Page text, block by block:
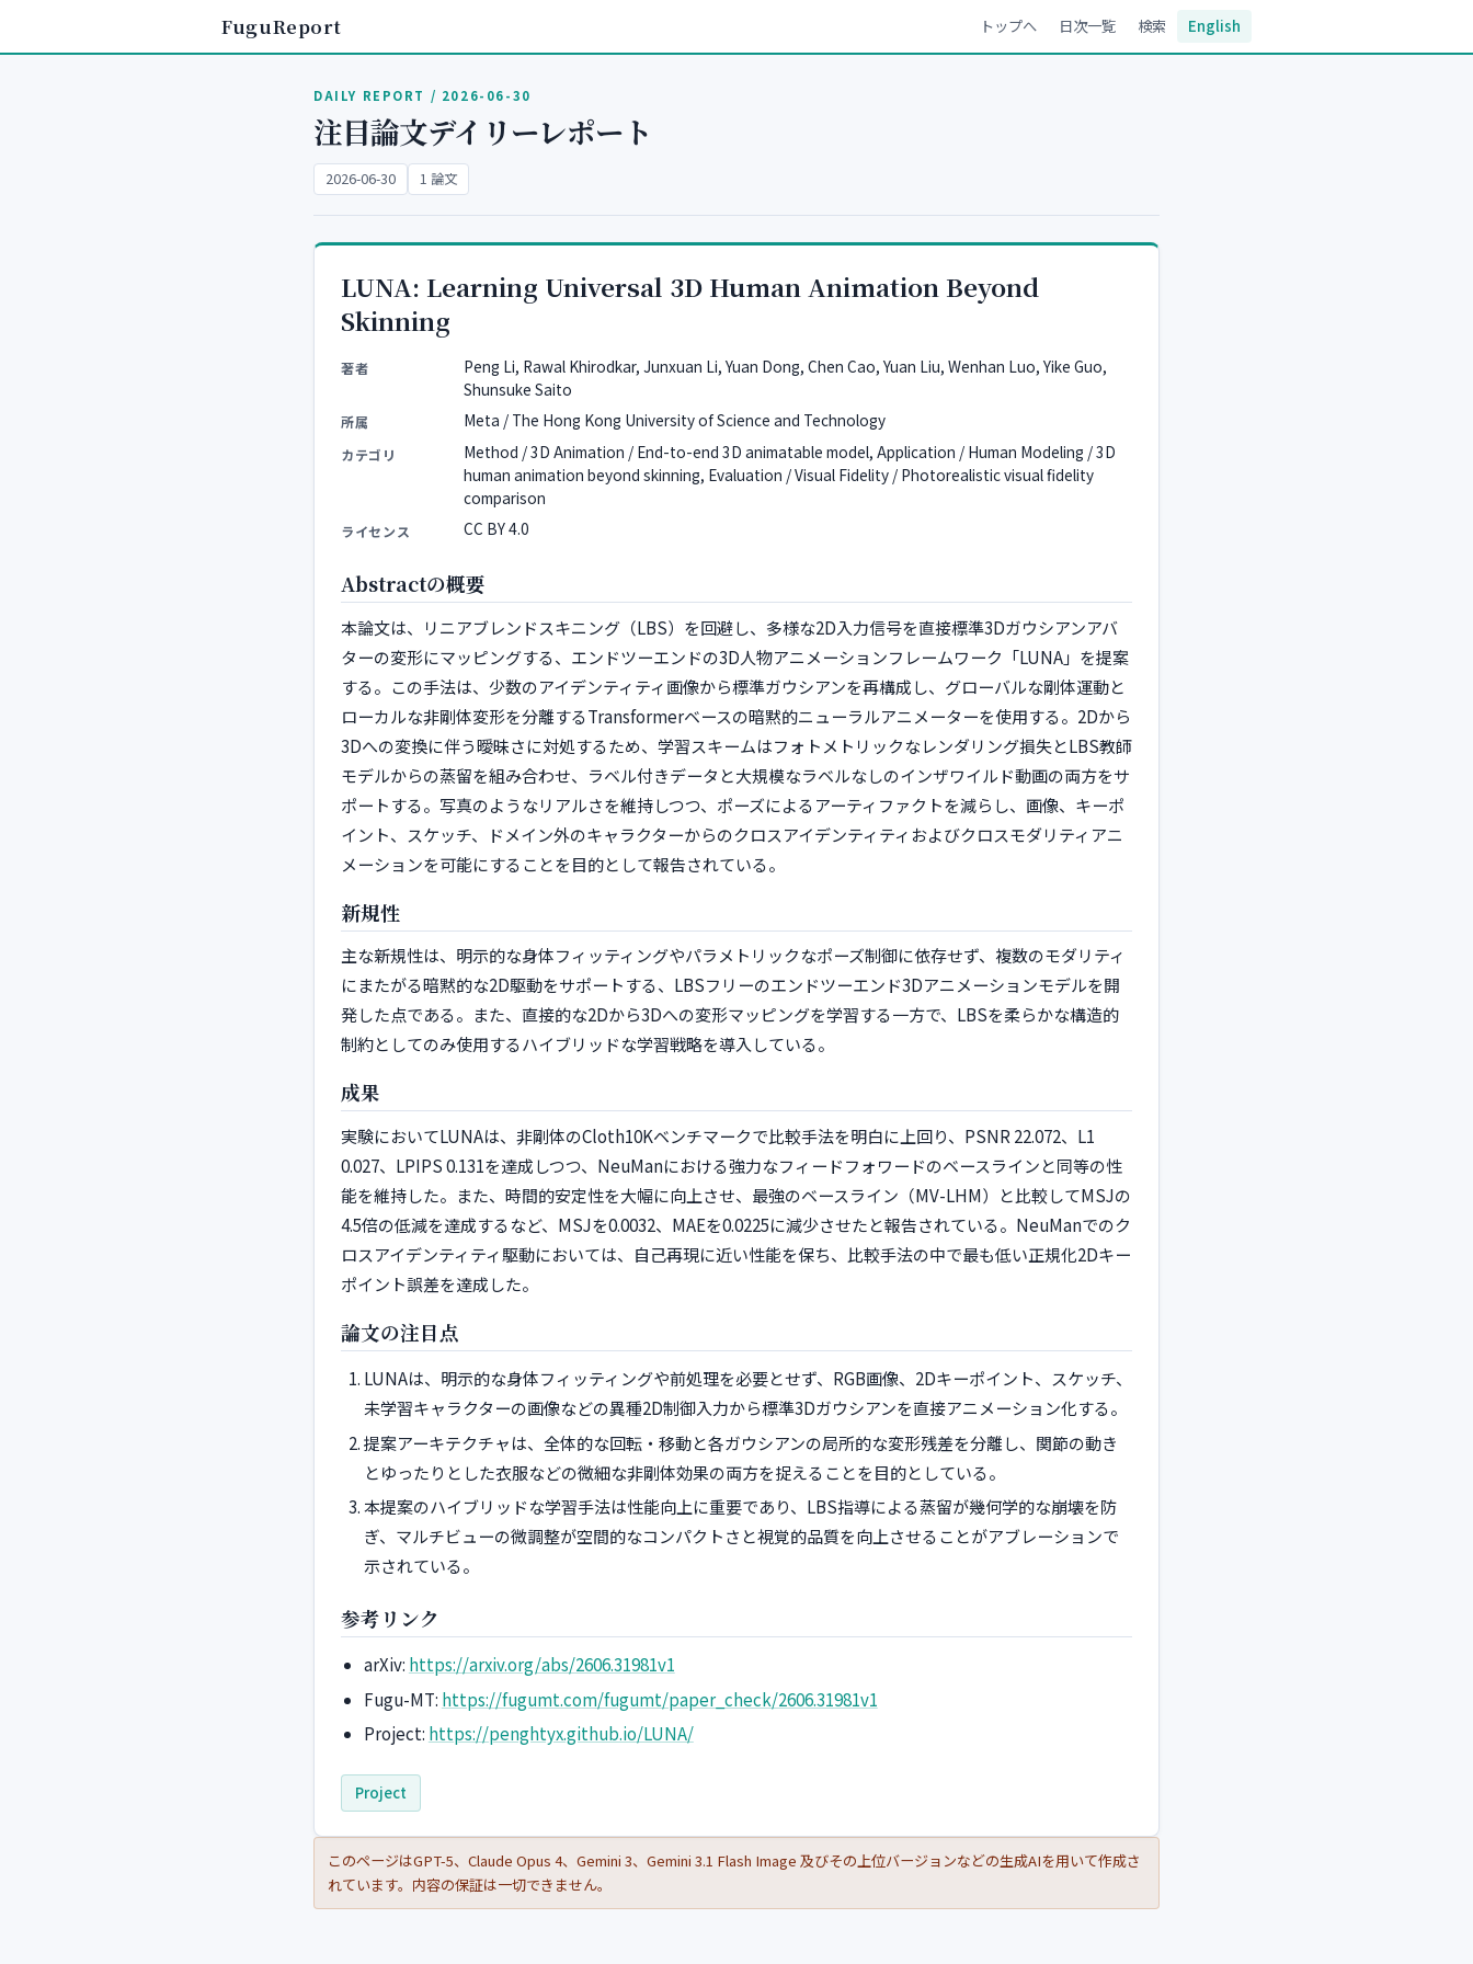
FuguReport トップへ 日次一覧 検索 English
DAILY REPORT / 2026-06-30
注目論文デイリーレポート
2026-06-30 1 論文
LUNA: Learning Universal 3D Human Animation Beyond
Skinning
著者
Peng Li, Rawal Khirodkar, Junxuan Li, Yuan Dong, Chen Cao, Yuan Liu, Wenhan Luo, Yike Guo,
Shunsuke Saito
所属 Meta / The Hong Kong University of Science and Technology
カテゴリ
Method / 3D Animation / End-to-end 3D animatable model, Application / Human Modeling / 3D
human animation beyond skinning, Evaluation / Visual Fidelity / Photorealistic visual fidelity
comparison
ライセンス CC BY 4.0
Abstractの概要
本論文は、リニアブレンドスキニング（LBS）を回避し、多様な2D入力信号を直接標準3Dガウシアンアバ
ターの変形にマッピングする、エンドツーエンドの3D人物アニメーションフレームワーク「LUNA」を提案
する。この手法は、少数のアイデンティティ画像から標準ガウシアンを再構成し、グローバルな剛体運動と
ローカルな非剛体変形を分離するTransformerベースの暗黙的ニューラルアニメーターを使用する。2Dから
3Dへの変換に伴う曖昧さに対処するため、学習スキームはフォトメトリックなレンダリング損失とLBS教師
モデルからの蒸留を組み合わせ、ラベル付きデータと大規模なラベルなしのインザワイルド動画の両方をサ
ポートする。写真のようなリアルさを維持しつつ、ポーズによるアーティファクトを減らし、画像、キーポ
イント、スケッチ、ドメイン外のキャラクターからのクロスアイデンティティおよびクロスモダリティアニ
メーションを可能にすることを目的として報告されている。
新規性
主な新規性は、明示的な身体フィッティングやパラメトリックなポーズ制御に依存せず、複数のモダリティ
にまたがる暗黙的な2D駆動をサポートする、LBSフリーのエンドツーエンド3Dアニメーションモデルを開
発した点である。また、直接的な2Dから3Dへの変形マッピングを学習する一方で、LBSを柔らかな構造的
制約としてのみ使用するハイブリッドな学習戦略を導入している。
成果
実験においてLUNAは、非剛体のCloth10Kベンチマークで比較手法を明白に上回り、PSNR 22.072、L1
0.027、LPIPS 0.131を達成しつつ、NeuManにおける強力なフィードフォワードのベースラインと同等の性
能を維持した。また、時間的安定性を大幅に向上させ、最強のベースライン（MV-LHM）と比較してMSJの
4.5倍の低減を達成するなど、MSJを0.0032、MAEを0.0225に減少させたと報告されている。NeuManでのク
ロスアイデンティティ駆動においては、自己再現に近い性能を保ち、比較手法の中で最も低い正規化2Dキー
ポイント誤差を達成した。
論文の注目点
LUNAは、明示的な身体フィッティングや前処理を必要とせず、RGB画像、2Dキーポイント、スケッチ、
未学習キャラクターの画像などの異種2D制御入力から標準3Dガウシアンを直接アニメーション化する。
提案アーキテクチャは、全体的な回転・移動と各ガウシアンの局所的な変形残差を分離し、関節の動き
とゆったりとした衣服などの微細な非剛体効果の両方を捉えることを目的としている。
本提案のハイブリッドな学習手法は性能向上に重要であり、LBS指導による蒸留が幾何学的な崩壊を防
ぎ、マルチビューの微調整が空間的なコンパクトさと視覚的品質を向上させることがアブレーションで
示されている。
参考リンク
arXiv: https://arxiv.org/abs/2606.31981v1
Fugu-MT: https://fugumt.com/fugumt/paper_check/2606.31981v1
Project: https://penghtyx.github.io/LUNA/
Project
このページはGPT-5、Claude Opus 4、Gemini 3、Gemini 3.1 Flash Image 及びその上位バージョンなどの生成AIを用いて作成さ
れています。内容の保証は一切できません。